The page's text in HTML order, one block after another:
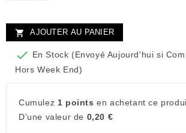
 AJOUTER AU PANIER
 En Stock (Envoyé Aujourd'hui si
Hors Week End)
Cumulez 1 points en achetant ce
D'une valeur de 0,20 €